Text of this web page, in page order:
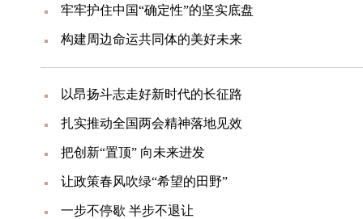
牢牢护住中国“确定性”的坚实底盘
构建周边命运共同体的美好未来
以昂扬斗志走好新时代的长征路
扎实推动全国两会精神落地见效
把创新“置顶” 向未来进发
让政策春风吹绿“希望的田野”
一步不停歇 半步不退让